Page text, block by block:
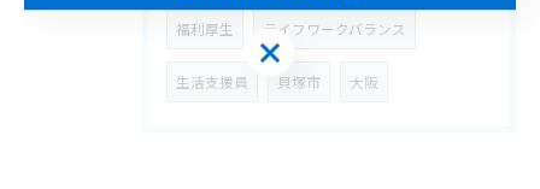
福利厚生 ライフワークバランス
生活支援員 貝塚市 大阪
お問い合わせはこちら